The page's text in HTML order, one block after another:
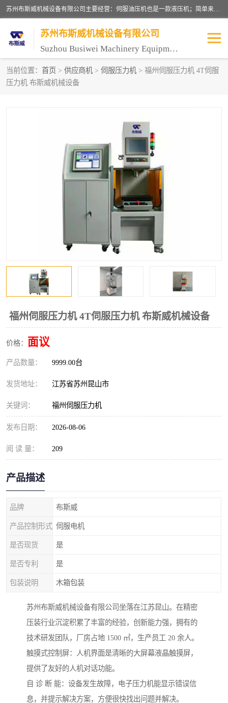
苏州布斯威机械设备有限公司主要经营：伺服油压机也是一款液压机；简单来说，传统的油压机，选用的是普通电机，普通电机容易发热，容易烧坏。伺服油压机采用先进的伺服电机，一般选用汇川 、日本大金、台达等品牌。伺服电机配套伺服泵还有伺服驱动器等部件，这样机器的电机过热，能耗的控制、机器工作的噪音都得到了完美的解决。
苏州布斯威机械设备有限公司
Suzhou Busiwei Machinery Equipment Co., Ltd.
当前位置： 首页 > 供应商机 > 伺服压力机 > 福州伺服压力机 4T伺服
压力机 布斯威机械设备
福州伺服压力机 4T伺服压力机 布斯威机械设备
价格： 面议
产品数量： 9999.00台
发货地址： 江苏省苏州昆山市
关键词： 福州伺服压力机
发布日期： 2026-08-06
阅 读 量： 209
产品描述
品牌 布斯威
产品控制形式 伺服电机
是否现货 是
是否专利 是
包装说明 木箱包装
苏州布斯威机械设备有限公司坐落在江苏昆山。在精密
压装行业沉淀积累了丰富的经验，创新能力强，拥有的
技术研发团队，厂房占地 1500 ㎡，生产员工 20 余人。
触摸式控制屏：人机界面是清晰的大屏幕液晶触摸屏，
提供了友好的人机对话功能。
自 诊 断 能：设备发生故障，电子压力机能显示错误信
息，并提示解决方案，方便很快找出问题并解决。
单柱油压机-C型油压机
精密伺服压力机